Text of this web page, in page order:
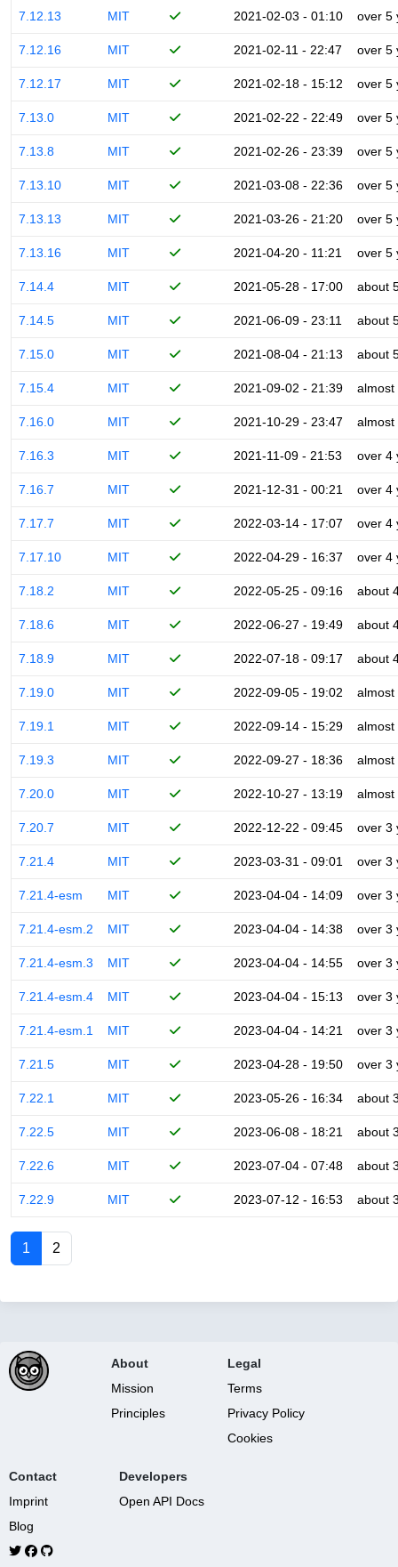
7.12.13 MIT 2021-02-03 - 01:10 over 5
7.12.16 MIT 2021-02-11 - 22:47 over 5
7.12.17 MIT 2021-02-18 - 15:12 over 5
7.13.0 MIT 2021-02-22 - 22:49 over 5
7.13.8 MIT 2021-02-26 - 23:39 over 5
7.13.10 MIT 2021-03-08 - 22:36 over 5
7.13.13 MIT 2021-03-26 - 21:20 over 5
7.13.16 MIT 2021-04-20 - 11:21 over 5
7.14.4 MIT 2021-05-28 - 17:00 about
7.14.5 MIT 2021-06-09 - 23:11 about
7.15.0 MIT 2021-08-04 - 21:13 about
7.15.4 MIT 2021-09-02 - 21:39 almost
7.16.0 MIT 2021-10-29 - 23:47 almost
7.16.3 MIT 2021-11-09 - 21:53 over 4
7.16.7 MIT 2021-12-31 - 00:21 over 4
7.17.7 MIT 2022-03-14 - 17:07 over 4
7.17.10 MIT 2022-04-29 - 16:37 over 4
7.18.2 MIT 2022-05-25 - 09:16 about
7.18.6 MIT 2022-06-27 - 19:49 about
7.18.9 MIT 2022-07-18 - 09:17 about
7.19.0 MIT 2022-09-05 - 19:02 almost
7.19.1 MIT 2022-09-14 - 15:29 almost
7.19.3 MIT 2022-09-27 - 18:36 almost
7.20.0 MIT 2022-10-27 - 13:19 almost
7.20.7 MIT 2022-12-22 - 09:45 over 3
7.21.4 MIT 2023-03-31 - 09:01 over 3
7.21.4-esm MIT 2023-04-04 - 14:09 over 3
7.21.4-esm.2 MIT 2023-04-04 - 14:38 over 3
7.21.4-esm.3 MIT 2023-04-04 - 14:55 over 3
7.21.4-esm.4 MIT 2023-04-04 - 15:13 over 3
7.21.4-esm.1 MIT 2023-04-04 - 14:21 over 3
7.21.5 MIT 2023-04-28 - 19:50 over 3
7.22.1 MIT 2023-05-26 - 16:34 about
7.22.5 MIT 2023-06-08 - 18:21 about
7.22.6 MIT 2023-07-04 - 07:48 about
7.22.9 MIT 2023-07-12 - 16:53 about
1 2
About
Mission
Principles
Legal
Terms
Privacy Policy
Cookies
Contact
Imprint
Blog
Developers
Open API Docs